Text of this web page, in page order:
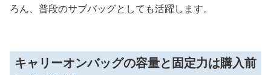
ろん、普段のサブバッグとしても活躍します。
キャリーオンバッグの容量と固定力は購入前